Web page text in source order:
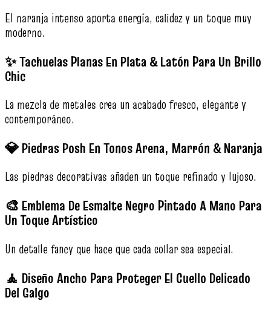
El naranja intenso aporta energía, calidez y un toque muy
moderno.
✨ Tachuelas Planas En Plata & Latón Para Un Brillo
Chic
La mezcla de metales crea un acabado fresco, elegante y
contemporáneo.
💎 Piedras Posh En Tonos Arena, Marrón & Naranja
Las piedras decorativas añaden un toque refinado y lujoso.
🎨 Emblema De Esmalte Negro Pintado A Mano Para
Un Toque Artístico
Un detalle fancy que hace que cada collar sea especial.
🧘 Diseño Ancho Para Proteger El Cuello Delicado
Del Galgo